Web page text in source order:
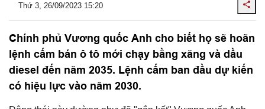
Thứ 3, 26/09/2023 15:20
Chính phủ Vương quốc Anh cho biết họ sẽ hoãn
lệnh cấm bán ô tô mới chạy bằng xăng và dầu
diesel đến năm 2035. Lệnh cấm ban đầu dự kiến ​​
có hiệu lực vào năm 2030.